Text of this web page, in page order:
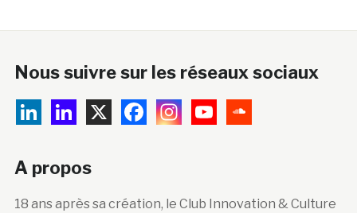
Nous suivre sur les réseaux sociaux
A propos
18 ans après sa création, le Club Innovation & Culture